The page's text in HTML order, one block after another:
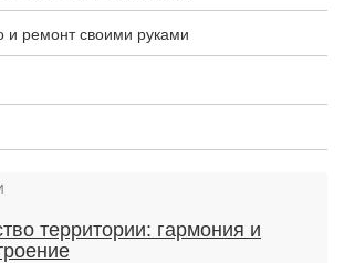
и ремонт своими руками
территории: гармония и